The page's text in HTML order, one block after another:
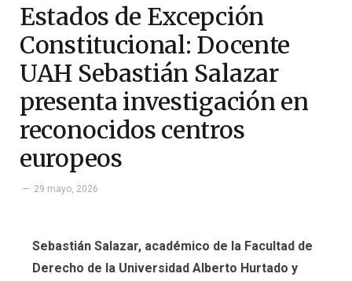
Estados de Excepción
Constitucional: Docente
UAH Sebastián Salazar
presenta investigación en
reconocidos centros
europeos
29 mayo, 2026
Sebastián Salazar, académico de la Facultad de
Derecho de la Universidad Alberto Hurtado y